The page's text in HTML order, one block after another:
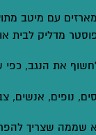
עם מיטב
מדליק לבית
את הנגב, כפי
נופים, אנשים,
שממה שצריך